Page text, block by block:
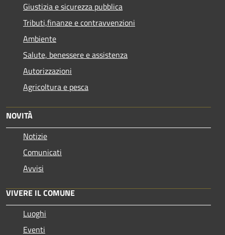
Giustizia e sicurezza pubblica
Tributi,finanze e contravvenzioni
Ambiente
Salute, benessere e assistenza
Autorizzazioni
Agricoltura e pesca
NOVITÀ
Notizie
Comunicati
Avvisi
VIVERE IL COMUNE
Luoghi
Eventi